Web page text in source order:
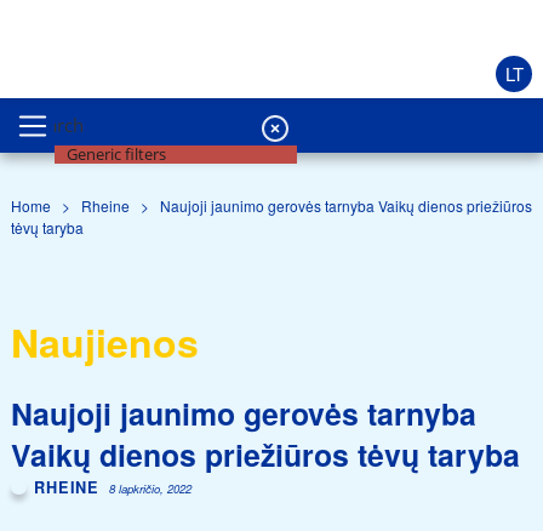
LT
Search
Generic filters
Home > Rheine >
Naujoji jaunimo gerovės tarnyba Vaikų dienos priežiūros
tėvų taryba
Naujienos
Naujoji jaunimo gerovės tarnyba
Vaikų dienos priežiūros tėvų taryba
RHEINE 8 lapkričio, 2022